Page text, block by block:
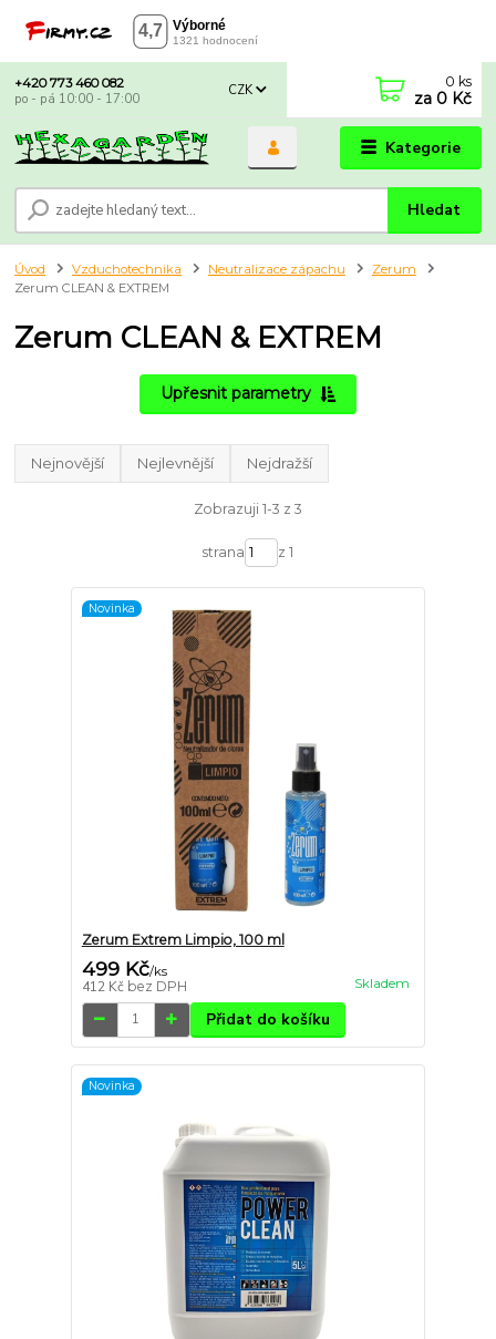
Kategorie
CZK
Hledat
+420 773 460 082
po - pá 10:00 - 17:00
0 ks
za 0 Kč
Úvod Vzduchotechnika Neutralizace zápachu
Zerum
Zerum CLEAN & EXTREM
Zerum CLEAN & EXTREM
Upřesnit parametry
Nejnovější Nejlevnější Nejdražší
Zobrazuji 1-3 z 3
strana z 1
Novinka
Zerum Extrem Limpio, 100 ml
499 Kč/ks
412 Kč bez DPH Skladem
Přidat do košíku
Novinka